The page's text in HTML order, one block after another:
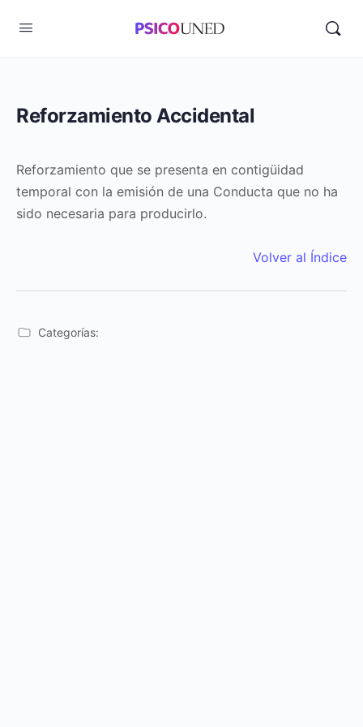
Reforzamiento Accidental
Reforzamiento que se presenta en contigüidad
temporal con la emisión de una Conducta que no ha
sido necesaria para producirlo.
Volver al Índice
Categorías: